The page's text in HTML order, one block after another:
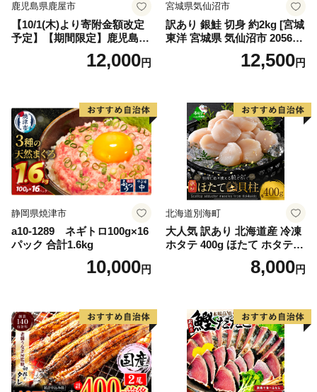
鹿児島県鹿屋市
【10/1(木)より寄附金額改定
予定】【期間限定】鹿児島県
大隅産うなぎ蒲焼4尾（400
g） KN007-02312,000円
宮城県気仙沼市
訳あり 銀鮭 切身 約2kg [宮城
東洋 宮城県 気仙沼市 205649
91] 鮭 魚介類 海鮮 訳アリ 規
格外 不揃い さけ サケ 鮭切身
切り身 魚 わけあり
12,500円
静岡県焼津市
a10-1289 ネギトロ100g×16
パック 合計1.6kg
10,000円
北海道別海町
大人気 訳あり 北海道産 冷凍
ホタテ 400g ほたて ホタテ
8,000円